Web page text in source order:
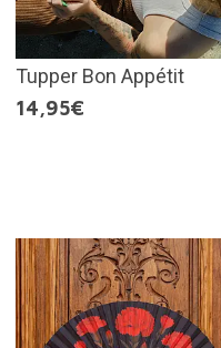
Tupper Bon Appétit
14,95€